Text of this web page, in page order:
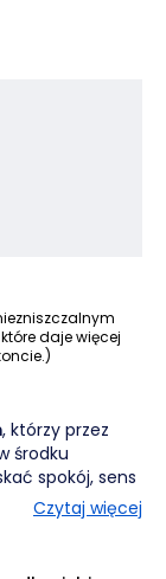
daje więcej
, którzy przez
środku
spokój, sens
sukcesy
tego czują,
stracili
Czytaj więcej